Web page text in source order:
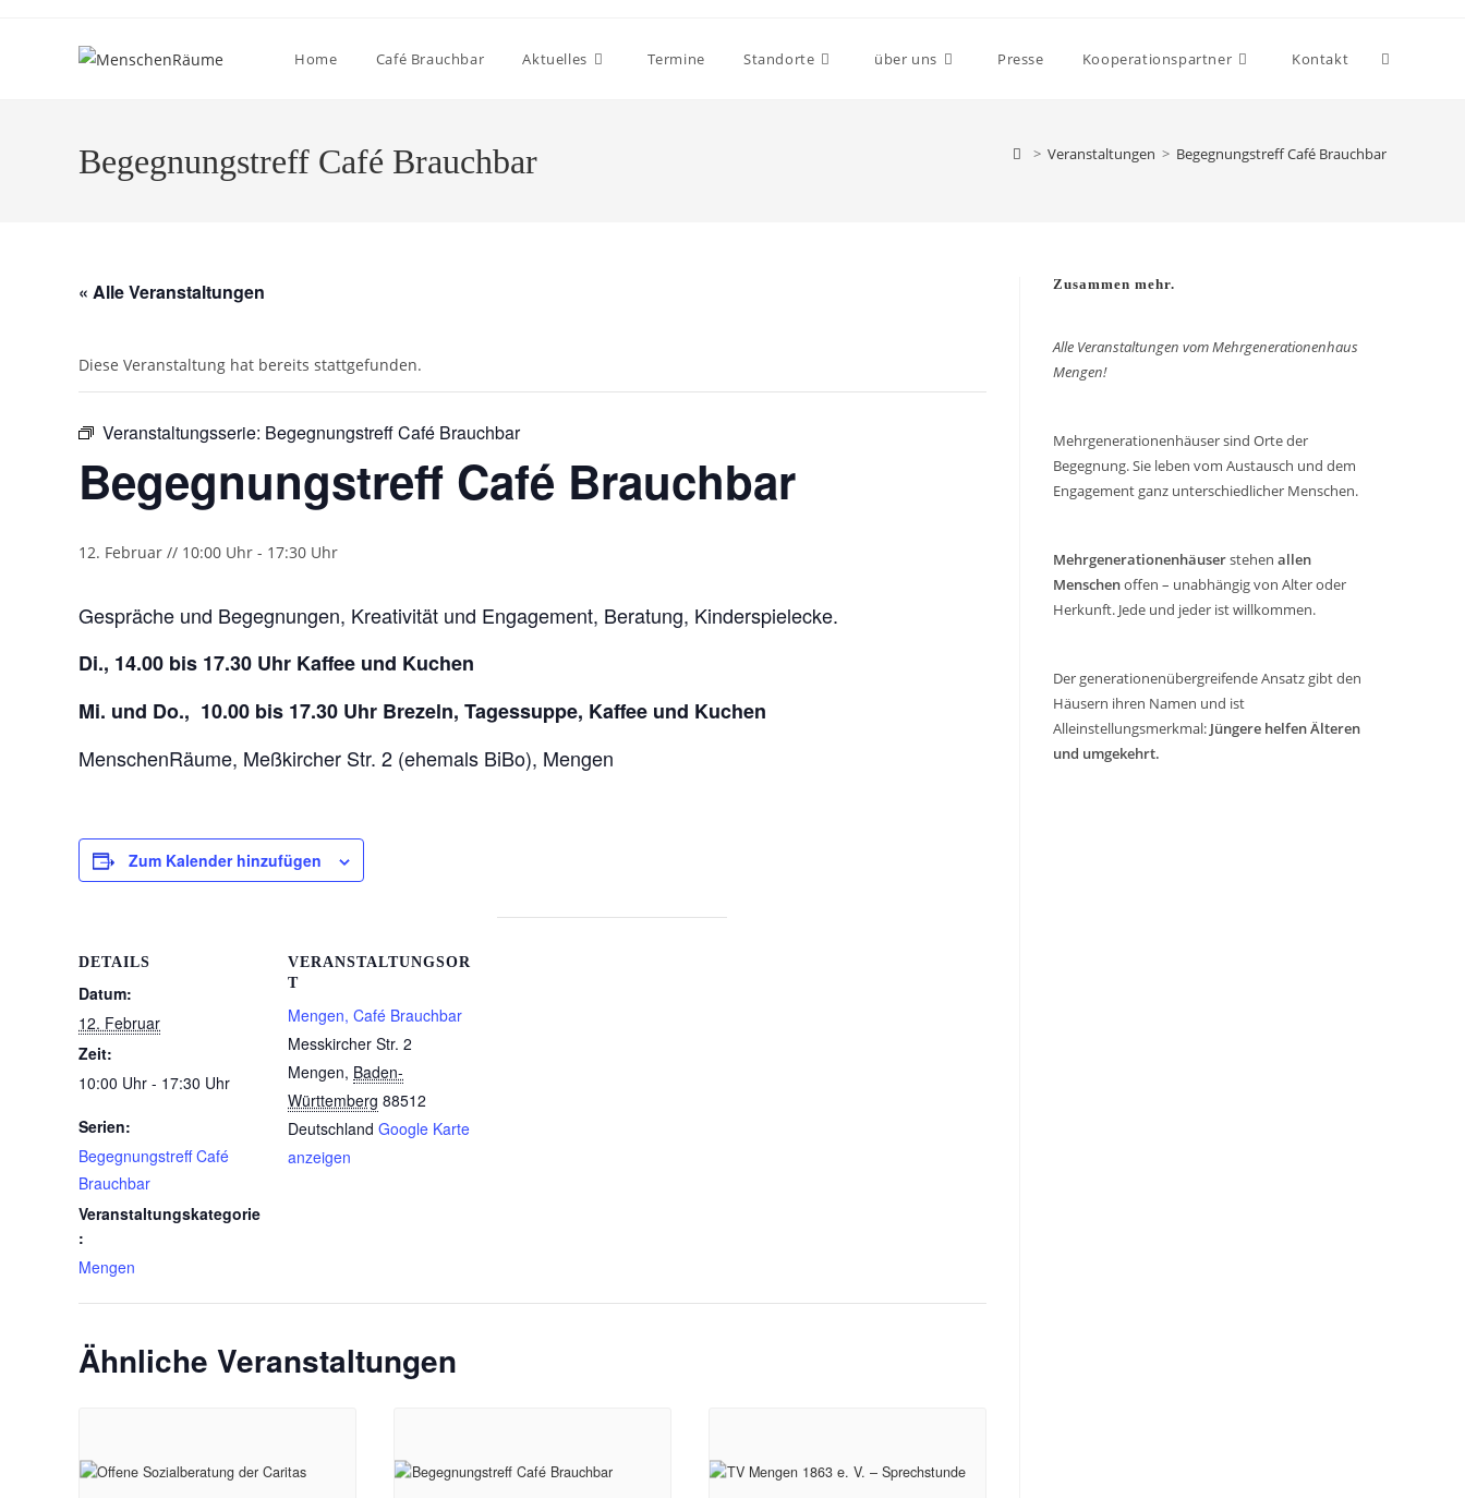
Home Café Brauchbar Aktuelles Termine Standorte über uns Presse Kooperationspartner Kontakt
Begegnungstreff Café Brauchbar > Veranstaltungen > Begegnungstreff Café Brauchbar
« Alle Veranstaltungen
Diese Veranstaltung hat bereits stattgefunden.
Veranstaltungsserie: Begegnungstreff Café Brauchbar
Begegnungstreff Café Brauchbar
12. Februar // 10:00 Uhr - 17:30 Uhr
Gespräche und Begegnungen, Kreativität und Engagement, Beratung, Kinderspielecke.
Di., 14.00 bis 17.30 Uhr Kaffee und Kuchen
Mi. und Do., 10.00 bis 17.30 Uhr Brezeln, Tagessuppe, Kaffee und Kuchen
MenschenRäume, Meßkircher Str. 2 (ehemals BiBo), Mengen
Zum Kalender hinzufügen
DETAILS
Datum:
12. Februar
Zeit:
10:00 Uhr - 17:30 Uhr
Serien:
Begegnungstreff Café
Brauchbar
Veranstaltungskategorie
:
Mengen
VERANSTALTUNGSOR
T
Mengen, Café Brauchbar
Messkircher Str. 2
Mengen, Baden-
Württemberg 88512
Deutschland Google Karte
anzeigen
Ähnliche Veranstaltungen
Zusammen mehr.
Alle Veranstaltungen vom Mehrgenerationenhaus
Mengen!
Mehrgenerationenhäuser sind Orte der
Begegnung. Sie leben vom Austausch und dem
Engagement ganz unterschiedlicher Menschen.
Mehrgenerationenhäuserstehen allen
Menschenoffen – unabhängig von Alter oder
Herkunft. Jede und jeder ist willkommen.
Der generationenübergreifende Ansatz gibt den
Häusern ihren Namen und ist
Alleinstellungsmerkmal: Jüngere helfen Älteren
und umgekehrt.